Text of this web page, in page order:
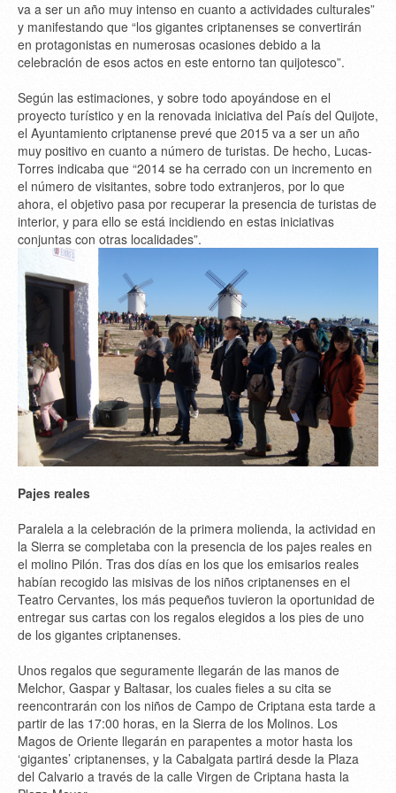
va a ser un año muy intenso en cuanto a actividades culturales”
y manifestando que “los gigantes criptanenses se convertirán
en protagonistas en numerosas ocasiones debido a la
celebración de esos actos en este entorno tan quijotesco”.
Según las estimaciones, y sobre todo apoyándose en el
proyecto turístico y en la renovada iniciativa del País del Quijote,
el Ayuntamiento criptanense prevé que 2015 va a ser un año
muy positivo en cuanto a número de turistas. De hecho, Lucas-
Torres indicaba que “2014 se ha cerrado con un incremento en
el número de visitantes, sobre todo extranjeros, por lo que
ahora, el objetivo pasa por recuperar la presencia de turistas de
interior, y para ello se está incidiendo en estas iniciativas
conjuntas con otras localidades”.
Pajes reales
Paralela a la celebración de la primera molienda, la actividad en
la Sierra se completaba con la presencia de los pajes reales en
el molino Pilón. Tras dos días en los que los emisarios reales
habían recogido las misivas de los niños criptanenses en el
Teatro Cervantes, los más pequeños tuvieron la oportunidad de
entregar sus cartas con los regalos elegidos a los pies de uno
de los gigantes criptanenses.
Unos regalos que seguramente llegarán de las manos de
Melchor, Gaspar y Baltasar, los cuales fieles a su cita se
reencontrarán con los niños de Campo de Criptana esta tarde a
partir de las 17:00 horas, en la Sierra de los Molinos. Los
Magos de Oriente llegarán en parapentes a motor hasta los
‘gigantes’ criptanenses, y la Cabalgata partirá desde la Plaza
del Calvario a través de la calle Virgen de Criptana hasta la